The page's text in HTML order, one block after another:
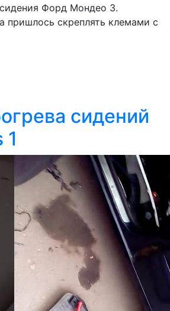
Форд Мондео 3.
пришлось скреплять клемами с
сидений
1